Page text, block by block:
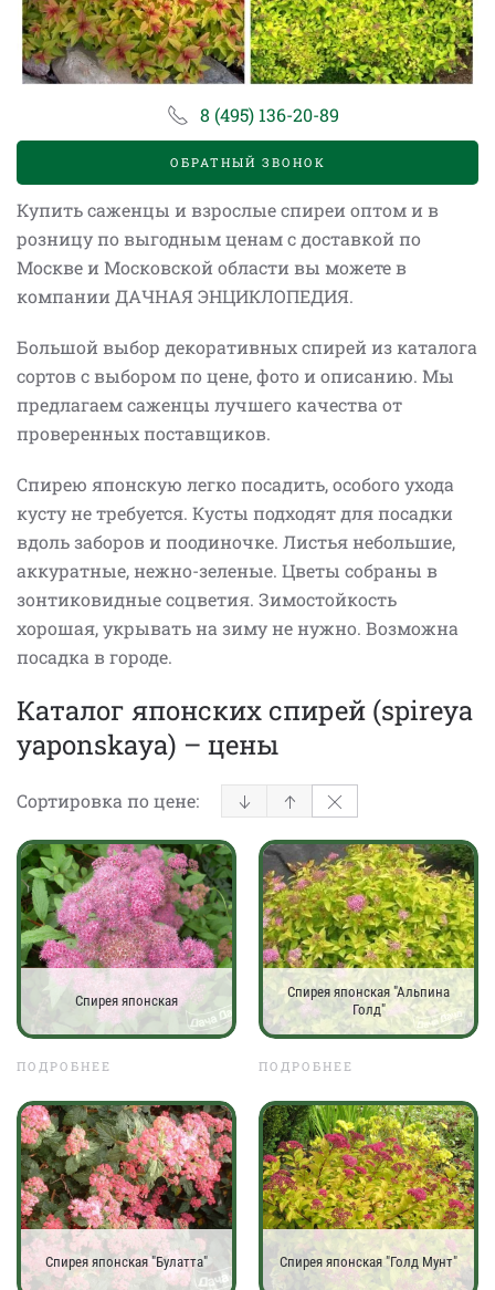
8 (495) 136-20-89
ОБРАТНЫЙ ЗВОНОК
Купить саженцы и взрослые спиреи оптом и в
розницу по выгодным ценам с доставкой по
Москве и Московской области вы можете в
компании ДАЧНАЯ ЭНЦИКЛОПЕДИЯ.
Большой выбор декоративных спирей из каталога
сортов с выбором по цене, фото и описанию. Мы
предлагаем саженцы лучшего качества от
проверенных поставщиков.
Спирею японскую легко посадить, особого ухода
кусту не требуется. Кусты подходят для посадки
вдоль заборов и поодиночке. Листья небольшие,
аккуратные, нежно-зеленые. Цветы собраны в
зонтиковидные соцветия. Зимостойкость
хорошая, укрывать на зиму не нужно. Возможна
посадка в городе.
Каталог японских спирей (spireya
yaponskaya) – цены
Сортировка по цене:
Спирея японская
ПОДРОБНЕЕ
Спирея японская "Альпина
Голд"
ПОДРОБНЕЕ
Спирея японская "Булатта" Спирея японская "Голд Мунт"